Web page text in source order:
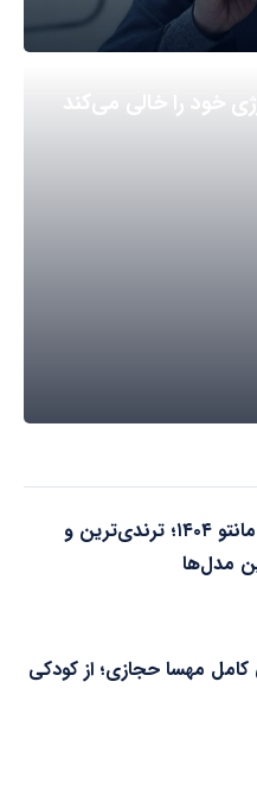
خود را خالی می‌کند
۱۵ مدل مانتو ۱۴۰۴؛ ترندی‌ترین و
مدل‌ها
کامل مهسا حجازی؛ از کودکی